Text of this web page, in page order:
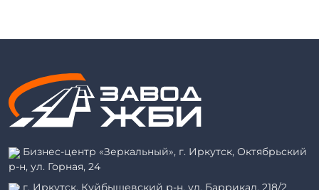
Бизнес-центр «Зеркальный», г. Иркутск, Октябрьский
р-н, ул. Горная, 24
г. Иркутск, Куйбышевский р-н, ул. Баррикад, 218/2